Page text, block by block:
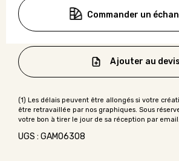
Commander un
Ajouter au devis
UGS : GAMO6308